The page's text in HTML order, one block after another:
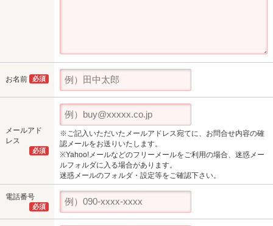
お名前 必須
メールアド
レス
必須
※ご記入いただいたメールアドレス宛てに、お問合せ内容の確
認メールをお送りいたします。
※Yahoo!メールなどのフリーメールをご利用の場合、迷惑メー
ルフォルダに入る場合があります。
迷惑メールのフォルダ・設定等をご確認下さい。
電話番号
必須